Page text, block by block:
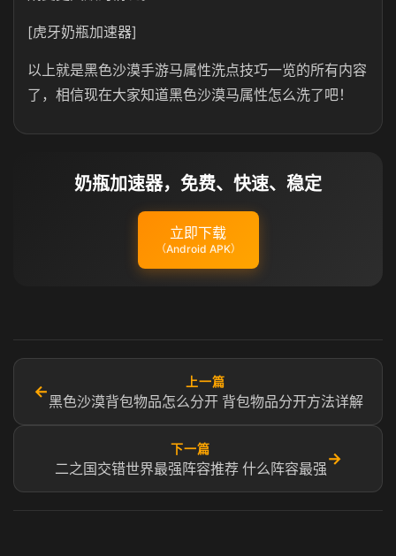
[虎牙奶瓶加速器]
以上就是黑色沙漠手游马属性洗点技巧一览的所有内容
了，相信现在大家知道黑色沙漠马属性怎么洗了吧！
奶瓶加速器，免费、快速、稳定
立即下载
（Android APK）
←
上一篇
黑色沙漠背包物品怎么分开 背包物品分开方法详解
下一篇
二之国交错世界最强阵容推荐 什么阵容最强
→